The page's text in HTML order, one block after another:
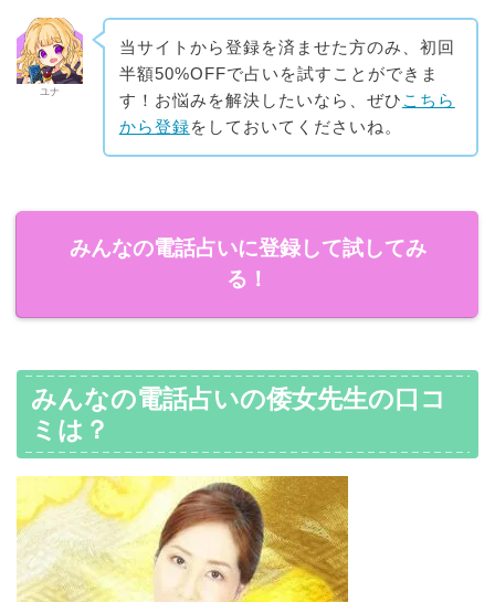
ユナ
当サイトから登録を済ませた方のみ、初回
半額50%OFFで占いを試すことができま
す！お悩みを解決したいなら、ぜひ こちら
から登録をしておいてくださいね。
みんなの電話占いに登録して試してみ
る！
みんなの電話占いの倭女先生の口コ
ミは？